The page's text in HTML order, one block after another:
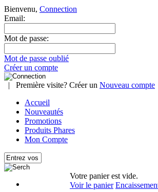
Bienvenu, Connection
Email:
Mot de passe:
Mot de passe oublié
Créer un compte
|
Première visite? Créer un Nouveau compte
Accueil
Nouveautés
Promotions
Produits Phares
Mon Compte
Votre panier est vide.
Voir le panier